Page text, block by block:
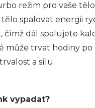
režim pro vaše
spalovat energii
čímž dál spalujete
může trvat hodiny po
a sílu.
vypadat?